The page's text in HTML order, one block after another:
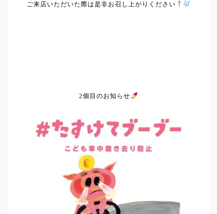
ご来店いただいた際は是非お召し上がりください
2個目のお知らせ